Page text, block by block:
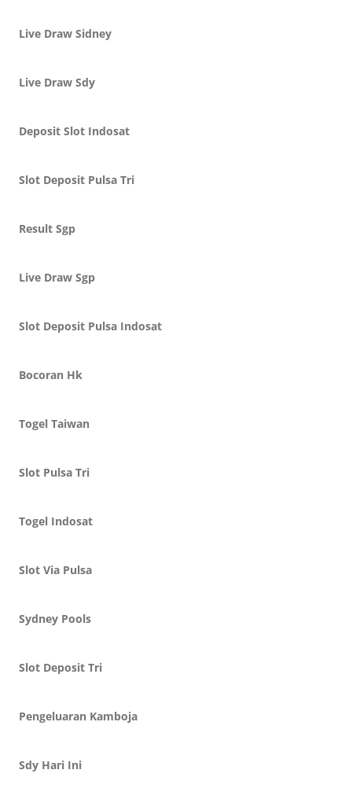
Live Draw Sidney
Live Draw Sdy
Deposit Slot Indosat
Slot Deposit Pulsa Tri
Result Sgp
Live Draw Sgp
Slot Deposit Pulsa Indosat
Bocoran Hk
Togel Taiwan
Slot Pulsa Tri
Togel Indosat
Slot Via Pulsa
Sydney Pools
Slot Deposit Tri
Pengeluaran Kamboja
Sdy Hari Ini